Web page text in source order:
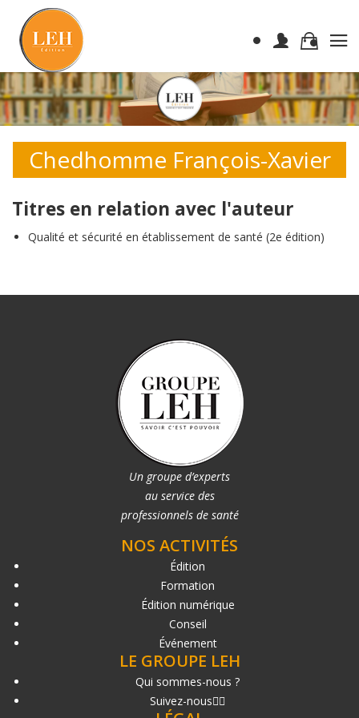
Chedhomme François-Xavier
Titres en relation avec l'auteur
Qualité et sécurité en établissement de santé (2e édition)
Un groupe d’experts
au service des
professionnels de santé
NOS ACTIVITÉS
Édition
Formation
Édition numérique
Conseil
Événement
LE GROUPE LEH
Qui sommes-nous ?
Suivez-nous